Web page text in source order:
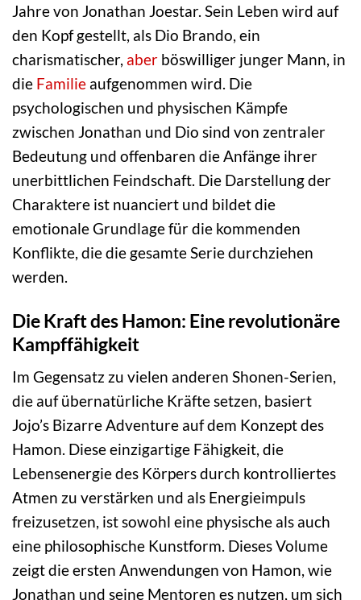
Jahre von Jonathan Joestar. Sein Leben wird auf
den Kopf gestellt, als Dio Brando, ein
charismatischer, aber böswilliger junger Mann, in
die Familie aufgenommen wird. Die
psychologischen und physischen Kämpfe
zwischen Jonathan und Dio sind von zentraler
Bedeutung und offenbaren die Anfänge ihrer
unerbittlichen Feindschaft. Die Darstellung der
Charaktere ist nuanciert und bildet die
emotionale Grundlage für die kommenden
Konflikte, die die gesamte Serie durchziehen
werden.
Die Kraft des Hamon: Eine revolutionäre
Kampffähigkeit
Im Gegensatz zu vielen anderen Shonen-Serien,
die auf übernatürliche Kräfte setzen, basiert
Jojo’s Bizarre Adventure auf dem Konzept des
Hamon. Diese einzigartige Fähigkeit, die
Lebensenergie des Körpers durch kontrolliertes
Atmen zu verstärken und als Energieimpuls
freizusetzen, ist sowohl eine physische als auch
eine philosophische Kunstform. Dieses Volume
zeigt die ersten Anwendungen von Hamon, wie
Jonathan und seine Mentoren es nutzen, um sich